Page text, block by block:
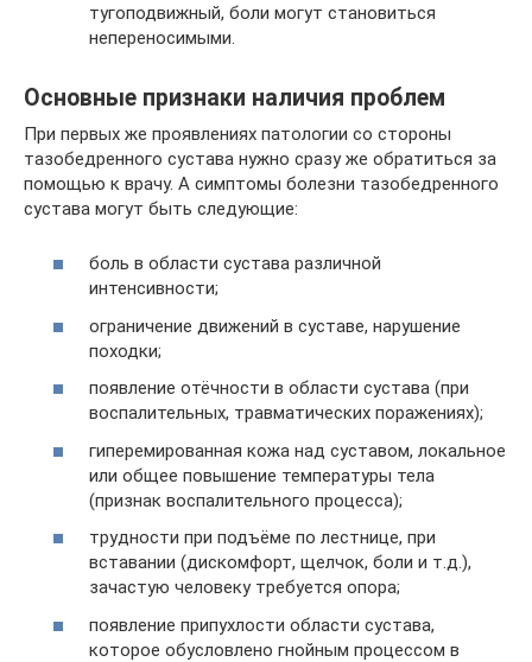
тугоподвижный, боли могут становиться
непереносимыми.
Основные признаки наличия проблем
При первых же проявлениях патологии со стороны
тазобедренного сустава нужно сразу же обратиться за
помощью к врачу. А симптомы болезни тазобедренного
сустава могут быть следующие:
боль в области сустава различной
интенсивности;
ограничение движений в суставе, нарушение
походки;
появление отёчности в области сустава (при
воспалительных, травматических поражениях);
гиперемированная кожа над суставом, локальное
или общее повышение температуры тела
(признак воспалительного процесса);
трудности при подъёме по лестнице, при
вставании (дискомфорт, щелчок, боли и т.д.),
зачастую человеку требуется опора;
появление припухлости области сустава,
которое обусловлено гнойным процессом в